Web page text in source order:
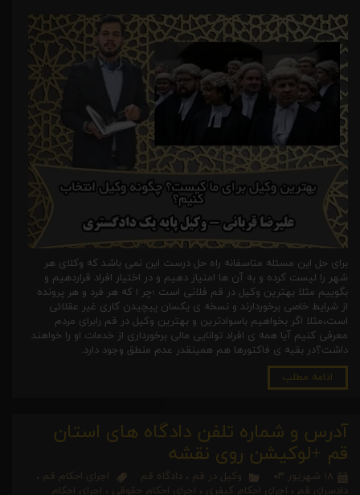
برای حل این مسئله متاسفانه راه حل درست این نمی باشد که وکلای هر
شهر را لیست کرده و به آن ها امتیاز دهیم و در اختیار افراد قراردهیم و
بگوییم مثلا بهترین وکیل در قم فلانی است ؛چر ا که هر فرد و هر پرونده
از شرایط خاصی برخوردارند و نسخه ی یکسان پیچیدن کاری غیر عقلائی
است،مثلا اگر بخواهیم باسوادترین و بهترین وکیل در قم رابرای مردم
معرفی کنیم آیا همه ی افراد توانایی مالی برخورداری از خدمات او را خواهند
داشت؟در بقیه ی فاکتورها هم همینقدر عدم منطق وجود دارد.
ادامه مطلب
آدرس و شماره تلفن دادگاه های استان
قم +لوکیشن روی نقشه
۱۸ شهریور ۰۳ وکیل در قم ، دادگاه قم اجرای احکام قم ،
دادسرای قم ، اجرای احکام کیفری ، اجرای احکام حقوقی ، اجرای احکام